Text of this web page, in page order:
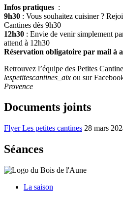
Infos pratiques :
9h30 : Vous souhaitez cuisiner ?
Cantines dès 9h30
12h30 : Envie de venir simplement
attend à 12h30
Réservation obligatoire par mail à
Retrouvez l’équipe des Petites
lespetitescantines_aix ou sur
Provence
Documents joints
Flyer Les petites cantines 28 mars
Séances
La saison